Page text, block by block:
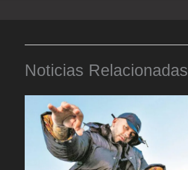
Noticias Relacionadas